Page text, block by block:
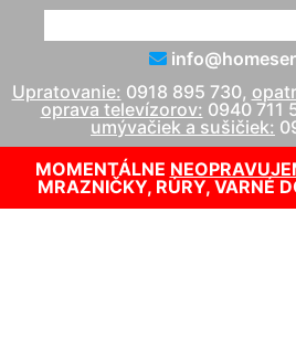
Upratovanie: 0918 895 730,
oprava televízorov: 0940 711
umývačiek a sušičiek:
MOMENTÁLNE
MRAZNIČKY, RÚRY, VARNÉ